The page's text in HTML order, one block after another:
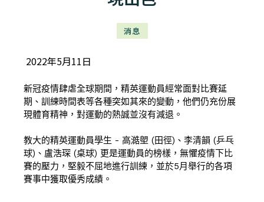
消息
2022年5月11日
新冠疫情肆虐全球期間，精英運動員經常面對比賽延
期、訓練時間表等各種突如其來的變動，他們仍充份展
現體育精神，對運動的熱誠並沒有減退。
教大的精英運動員學生 - 高澔塱 (田徑)、李清韻 (乒乓
球)、盧浩琛 (桌球) 更是運動員的榜樣，無懼疫情下比
賽的壓力，堅毅不屈地進行訓練，並於5月舉行的各項
賽事中獲取優秀成績。